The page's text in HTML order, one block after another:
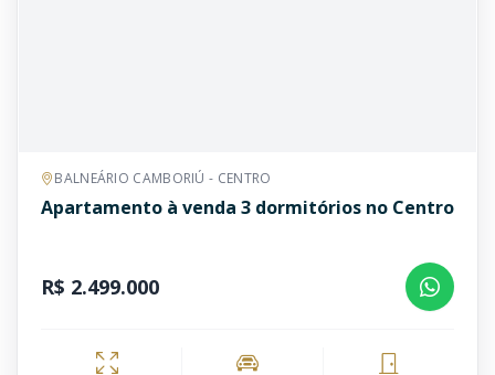
BALNEÁRIO CAMBORIÚ - CENTRO
Apartamento à venda 3 dormitórios no Centro
R$ 2.499.000